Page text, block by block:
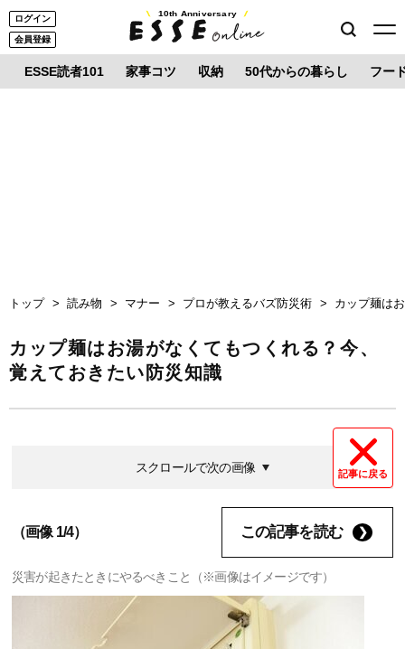
ログイン
会員登録
10th Anniversary
ESSE読者101 家事コツ 収納 50代からの暮らし フー
トップ 読み物 マナー プロが教えるバズ防災術 カップ麺は
カップ麺はお湯がなくてもつくれる？今、
覚えておきたい防災知識
記事に戻る
スクロールで次の画像
（画像 1/4） この記事を読む
災害が起きたときにやるべきこと（※画像はイメージです）